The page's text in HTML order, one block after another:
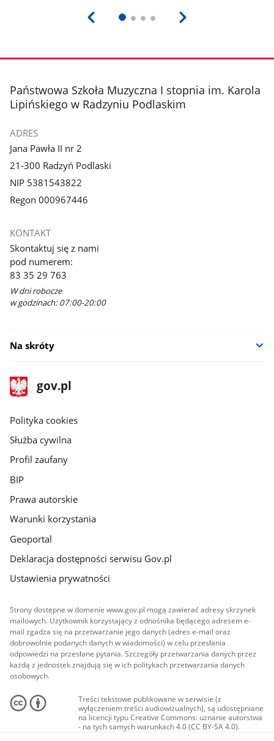
stopka
Państwowa Szkoła Muzyczna I stopnia im. Karola
Lipińskiego w Radzyniu Podlaskim
ADRES
Jana Pawła II nr 2
21-300 Radzyń Podlaski
NIP 5381543822
Regon 000967446
KONTAKT
Skontaktuj się z nami
pod numerem:
83 35 29 763
W dni robocze
w godzinach: 07:00-20:00
Na skróty
stopka
gov.pl
Strona
gov.pl
gov.pl
Polityka cookies
Służba cywilna
Profil zaufany
BIP
Prawa autorskie
Warunki korzystania
Geoportal
Deklaracja dostępności serwisu Gov.pl
Ustawienia prywatności
Strony dostępne w domenie www.gov.pl mogą zawierać adresy skrzynek
mailowych. Użytkownik korzystający z odnośnika będącego adresem e-
mail zgadza się na przetwarzanie jego danych (adres e-mail oraz
dobrowolnie podanych danych w wiadomości) w celu przesłania
odpowiedzi na przesłane pytania. Szczegóły przetwarzania danych przez
każdą z jednostek znajdują się w ich politykach przetwarzania danych
osobowych.
Treści tekstowe publikowane w serwisie (z
wyłączeniem treści audiowizualnych), są udostępniane
na licencji typu Creative Commons: uznanie autorstwa
- na tych samych warunkach 4.0 (CC BY-SA 4.0).
Materiały audiowizualne, w tym zdjęcia, materiały